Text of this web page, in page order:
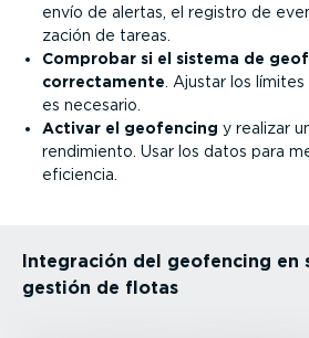
envío de alertas, el registro de
zación de tareas.
Comprobar si el sistema de
correc­ta­mente. Ajustar los
es necesario.
Activar el geofencing y realizar
rendimiento. Usar los datos para
eficiencia.
Integración del geofencing en
gestión de flotas